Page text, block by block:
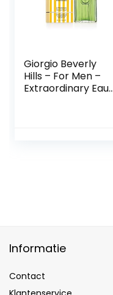
Giorgio Beverly
Hills – For Men –
Extraordinary Eau
Informatie
Contact